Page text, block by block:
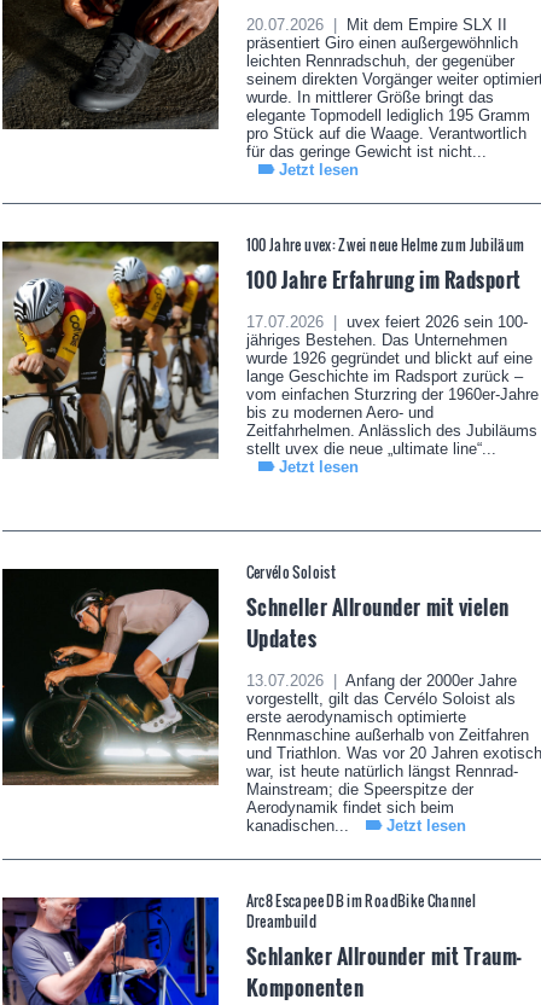
20.07.2026 |
Mit dem Empire SLX II
präsentiert Giro einen außergewöhnlich
leichten Rennradschuh, der gegenüber
seinem direkten Vorgänger weiter
wurde. In mittlerer Größe bringt das
elegante Topmodell lediglich 195 Gramm
pro Stück auf die Waage. Verantwortlich
für das geringe Gewicht ist nicht...
Jetzt lesen
100 Jahre uvex: Zwei neue Helme zum Jubiläum
100 Jahre Erfahrung im Radsport
17.07.2026 |
uvex feiert 2026 sein 100-
jähriges Bestehen. Das Unternehmen
wurde 1926 gegründet und blickt auf eine
lange Geschichte im Radsport zurück –
vom einfachen Sturzring der 1960er-Jahre
bis zu modernen Aero- und
Zeitfahrhelmen. Anlässlich des Jubiläums
stellt uvex die neue „ultimate line“...
Jetzt lesen
Cervélo Soloist
Schneller Allrounder mit vielen
Updates
13.07.2026 |
Anfang der 2000er Jahre
vorgestellt, gilt das Cervélo Soloist als
erste aerodynamisch optimierte
Rennmaschine außerhalb von Zeitfahren
und Triathlon. Was vor 20 Jahren exotisch
war, ist heute natürlich längst Rennrad-
Mainstream; die Speerspitze der
Aerodynamik findet sich beim
kanadischen...
Jetzt lesen
Arc8 Escapee DB im RoadBike Channel
Dreambuild
Schlanker Allrounder mit Traum-
Komponenten